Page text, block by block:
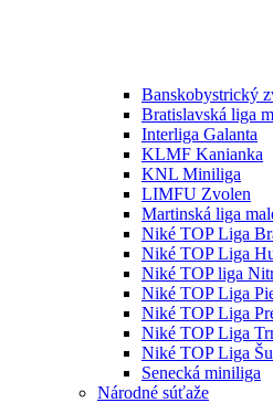
Banskobystrický
Bratislavská liga
Interliga Galanta
KLMF Kanianka
KNL Miniliga
LIMFU Zvolen
Martinská liga
Niké TOP Liga
Niké TOP Liga
Niké TOP liga
Niké TOP Liga
Niké TOP Liga
Niké TOP Liga
Niké TOP Liga
Senecká miniliga
Národné súťaže